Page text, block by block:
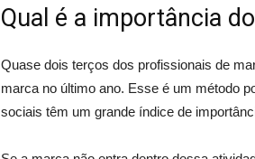
Qual é a importância
Quase dois terços dos profissionais de
marca no último ano. Esse é um método
sociais têm um grande índice de